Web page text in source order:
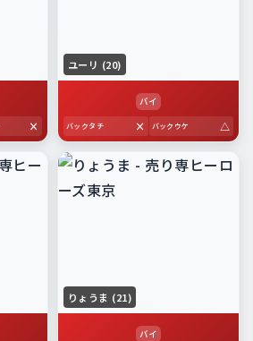
×
ユーリ (20)
バイ
バックタチ × バックウケ △
りょうま (21)
バイ